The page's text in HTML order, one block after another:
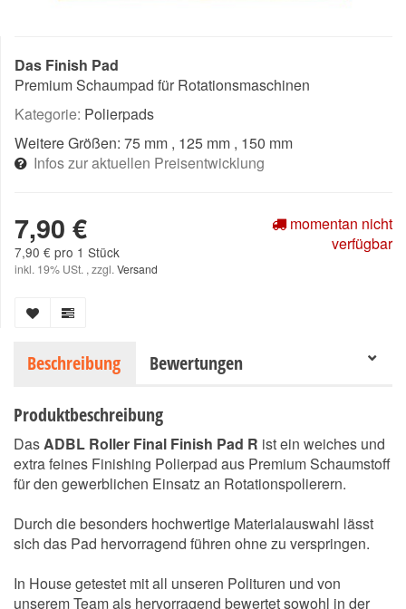
Das Finish Pad
Premium Schaumpad für Rotationsmaschinen
Kategorie: Polierpads
Weitere Größen: 75 mm , 125 mm , 150 mm
Infos zur aktuellen Preisentwicklung
7,90 €
7,90 € pro 1 Stück
inkl. 19% USt. , zzgl. Versand
momentan nicht
verfügbar
Beschreibung Bewertungen
Produktbeschreibung
DasADBL Roller Final Finish Pad R ist ein weiches und
extra feines Finishing Polierpad aus Premium Schaumstoff
für den gewerblichen Einsatz an Rotationspolierern.
Durch die besonders hochwertige Materialauswahl lässt
sich das Pad hervorragend führen ohne zu verspringen.
In House getestet mit all unseren Polituren und von
unserem Team als hervorragend bewertet sowohl in der